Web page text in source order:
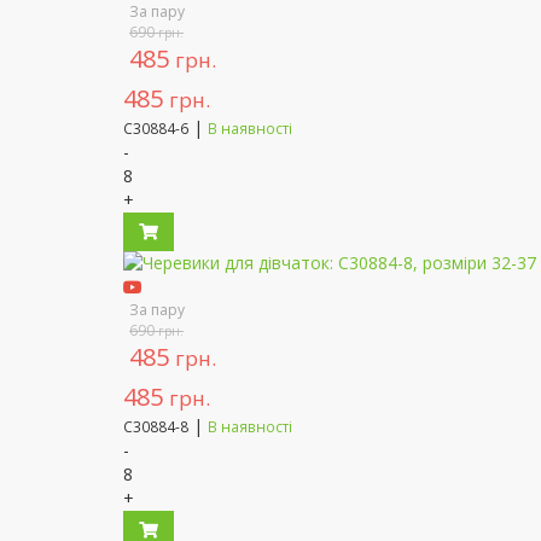
За пару
690грн.
485 грн.
485 грн.
C30884-6 | В наявності
-
8
+
За пару
690грн.
485 грн.
485 грн.
C30884-8 | В наявності
-
8
+